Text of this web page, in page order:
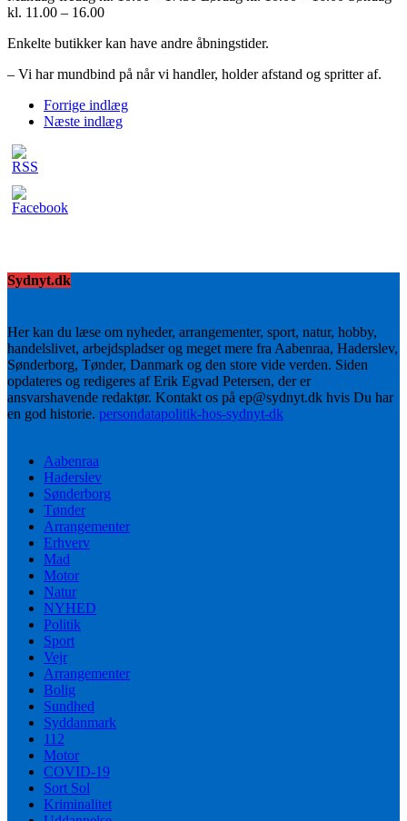
kl. 11.00 – 16.00
Enkelte butikker kan have andre åbningstider.
– Vi har mundbind på når vi handler, holder afstand og spritter af.
Forrige indlæg
Næste indlæg
Sydnyt.dk
Her kan du læse om nyheder, arrangementer, sport, natur, hobby,
handelslivet, arbejdspladser og meget mere fra Aabenraa, Haderslev,
Sønderborg, Tønder, Danmark og den store vide verden. Siden
opdateres og redigeres af Erik Egvad Petersen, der er
ansvarshavende redaktør. Kontakt os på ep@sydnyt.dk hvis Du har
en god historie. persondatapolitik-hos-sydnyt-dk
Aabenraa
Haderslev
Sønderborg
Tønder
Arrangementer
Erhverv
Mad
Motor
Natur
NYHED
Politik
Sport
Vejr
Arrangementer
Bolig
Sundhed
Syddanmark
112
Motor
COVID-19
Sort Sol
Kriminalitet